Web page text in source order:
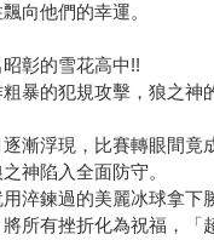
向他們的幸運。
彰的雪花高中!!
暴的犯規攻擊，狼之神
漸浮現，比賽轉眼間竟
神陷入全面防守。
淬鍊過的美麗冰球拿下
所有挫折化為祝福，「